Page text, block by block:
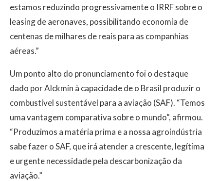
estamos reduzindo progressivamente o IRRF sobre o
leasing de aeronaves, possibilitando economia de
centenas de milhares de reais para as companhias
aéreas.”
Um ponto alto do pronunciamento foi o destaque
dado por Alckmin à capacidade de o Brasil produzir o
combustível sustentável para a aviação (SAF). “Temos
uma vantagem comparativa sobre o mundo”, afirmou.
“Produzimos a matéria prima e a nossa agroindústria
sabe fazer o SAF, que irá atender a crescente, legítima
e urgente necessidade pela descarbonização da
aviação.”